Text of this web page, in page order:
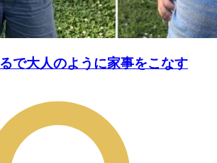
で大人のように家事をこなす